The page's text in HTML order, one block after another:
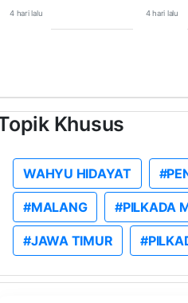
4 hari lalu 4 hari lalu
Khusus
WAHYU HIDAYAT
#MALANG #PILKADA
#JAWA TIMUR